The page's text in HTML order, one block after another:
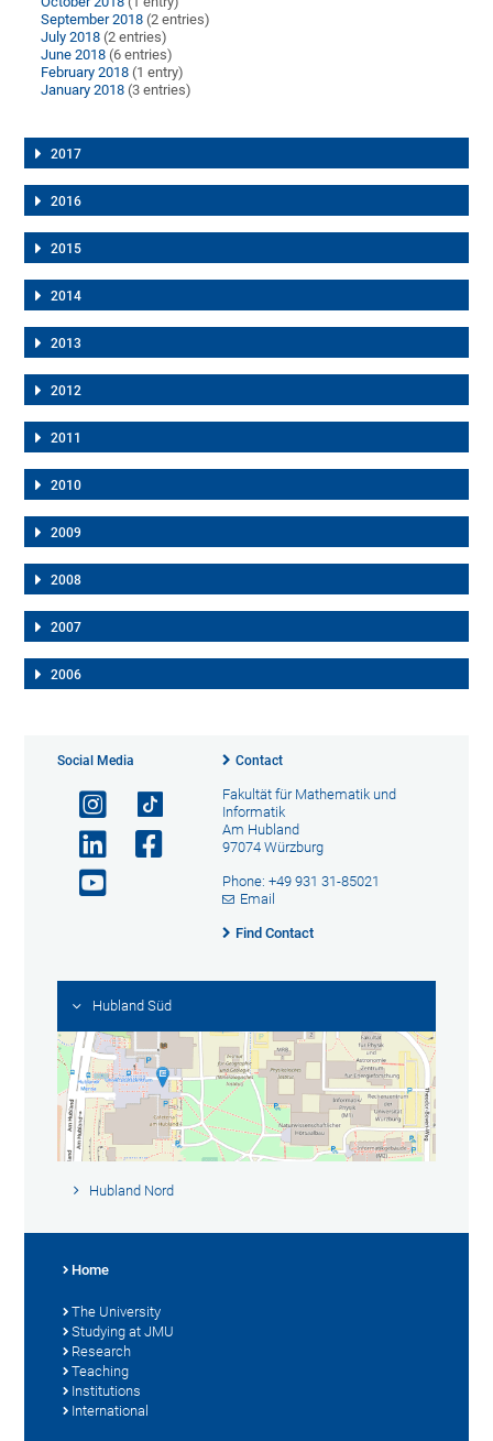
September 2018 (2 entries)
July 2018 (2 entries)
June 2018 (6 entries)
February 2018 (1 entry)
January 2018 (3 entries)
2017
2016
2015
2014
2013
2012
2011
2010
2009
2008
2007
2006
Social Media Contact
Fakultät für Mathematik und
Informatik
Am Hubland
97074 Würzburg
Phone: +49 931 31-85021
Email
Find Contact
Hubland Süd
Hubland Nord
Home
The University
Studying at JMU
Research
Teaching
Institutions
International